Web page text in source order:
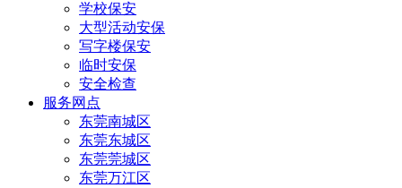
学校保安
大型活动安保
写字楼保安
临时安保
安全检查
服务网点
东莞南城区
东莞东城区
东莞莞城区
东莞万江区